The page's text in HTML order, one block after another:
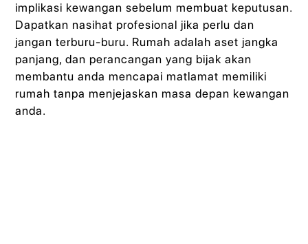
implikasi kewangan sebelum membuat keputusan.
Dapatkan nasihat profesional jika perlu dan
jangan terburu-buru. Rumah adalah aset jangka
panjang, dan perancangan yang bijak akan
membantu anda mencapai matlamat memiliki
rumah tanpa menjejaskan masa depan kewangan
anda.